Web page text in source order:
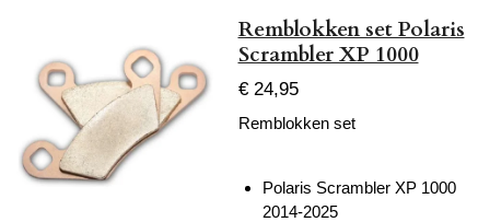
Remblokken set Polaris
Scrambler XP 1000
€ 24,95
Remblokken set
Polaris Scrambler XP 1000
2014-2025